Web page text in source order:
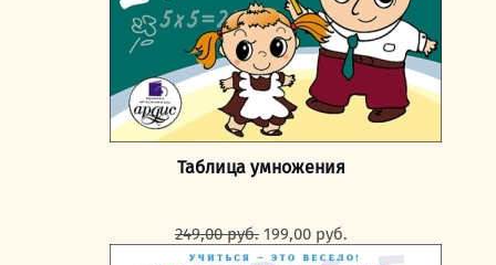
Таблица умножения
249,00руб. Первоначальная
цена
199,00 руб.
цена: